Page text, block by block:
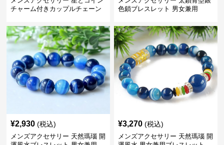
チャーム付きカップルチェーン
色鎖ブレスレット 男女兼用
¥2,930 (税込)
メンズアクセサリー 天然瑪瑙 開
¥3,270 (税込)
メンズアクセサリー 天然瑪瑙 開